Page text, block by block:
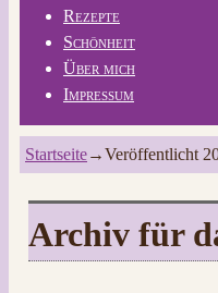
Rezepte
Schönheit
Über mich
Impressum
Startseite→Veröffentlicht
Archiv für